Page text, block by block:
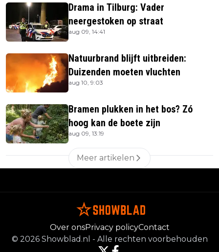
Drama in Tilburg: Vader
neergestoken op straat
aug 09, 14:41
Natuurbrand blijft uitbreiden:
Duizenden moeten vluchten
aug 10, 9:03
Bramen plukken in het bos? Zó
hoog kan de boete zijn
aug 09, 13:19
Meer artikelen
Over onsPrivacy policyContact
© 2026 Showblad.nl - Alle rechten voorbehouden